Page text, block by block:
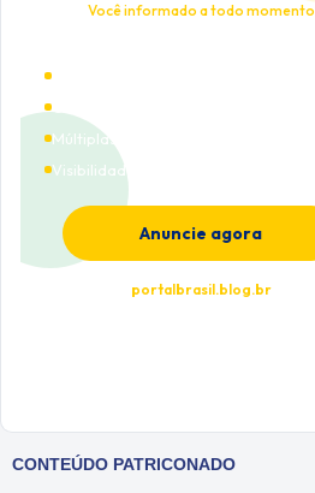
Você informado a todo momento
Cobertura nacional
Múltiplas categorias
Visibilidade premium
Anuncie agora
portalbrasil.blog.br